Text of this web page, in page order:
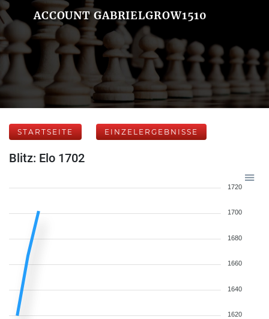
ACCOUNT GABRIELGROW1510
STARTSEITE EINZELERGEBNISSE
Blitz: Elo 1702
1720
1700
1680
1660
1640
1620